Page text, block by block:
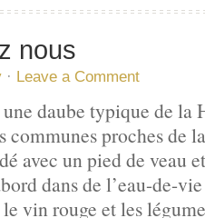
nous
· Leave a Comment
daube typique de la
communes proches de
avec un pied de veau
dans de l’eau-de-
vin rouge et les